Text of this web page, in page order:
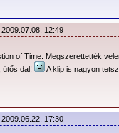
12:49
of Time. Megszerettették
ütős dal!
A klip is nagyon
17:30